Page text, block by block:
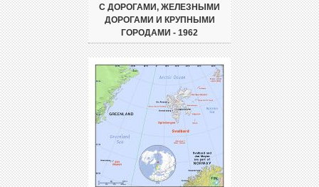
С ДОРОГАМИ, ЖЕЛЕЗНЫМИ
ДОРОГАМИ И КРУПНЫМИ
ГОРОДАМИ - 1962